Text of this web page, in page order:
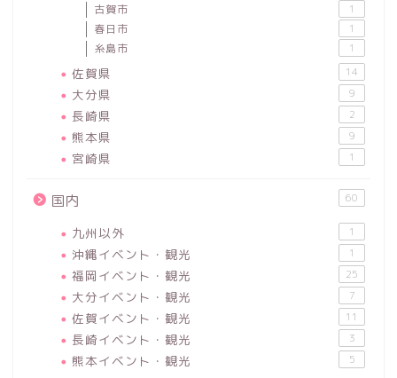
古賀市 1
春日市 1
糸島市 1
佐賀県 14
大分県 9
長崎県 2
熊本県 9
宮崎県 1
国内 60
九州以外 1
沖縄イベント・観光 1
福岡イベント・観光 25
大分イベント・観光 7
佐賀イベント・観光 11
長崎イベント・観光 3
熊本イベント・観光 5